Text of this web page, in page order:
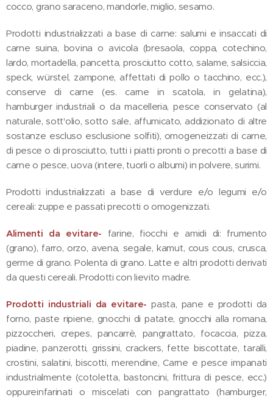
cocco, grano saraceno, mandorle, miglio, sesamo.
Prodotti industrializzati a base di carne: salumi e insaccati di
carne suina, bovina o avicola (bresaola, coppa, cotechino,
lardo, mortadella, pancetta, prosciutto cotto, salame, salsiccia,
speck, würstel, zampone, affettati di pollo o tacchino, ecc.),
conserve di carne (es. carne in scatola, in gelatina),
hamburger industriali o da macelleria, pesce conservato (al
naturale, sott'olio, sotto sale, affumicato, addizionato di altre
sostanze escluso esclusione solfiti), omogeneizzati di carne,
di pesce o di prosciutto, tutti i piatti pronti o precotti a base di
carne o pesce, uova (intere, tuorli o albumi) in polvere, surimi.
Prodotti industrializzati a base di verdure e/o legumi e/o
cereali: zuppe e passati precotti o omogenizzati.
Alimenti da evitare- farine, fiocchi e amidi di: frumento
(grano), farro, orzo, avena, segale, kamut, cous cous, crusca,
germe di grano. Polenta di grano. Latte e altri prodotti derivati
da questi cereali. Prodotti con lievito madre.
Prodotti industriali da evitare-pasta, pane e prodotti da
forno, paste ripiene, gnocchi di patate, gnocchi alla romana,
pizzoccheri, crepes, pancarrè, pangrattato, focaccia, pizza,
piadine, panzerotti, grissini, crackers, fette biscottate, taralli,
crostini, salatini, biscotti, merendine, Carne e pesce impanati
industrialmente (cotoletta, bastoncini, frittura di pesce, ecc.)
oppureinfarinati o miscelati con pangrattato (hamburger,